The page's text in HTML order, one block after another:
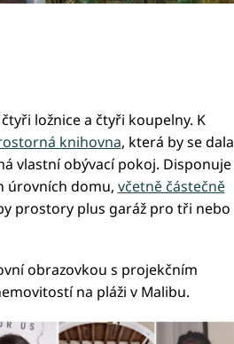
ložnice a čtyři koupelny. K
knihovna, která by se dala
vlastní obývací pokoj. Disponuje
úrovních domu, včetně částečně
prostory plus garáž pro tři nebo
obrazovkou s projekčním
na pláži v Malibu.